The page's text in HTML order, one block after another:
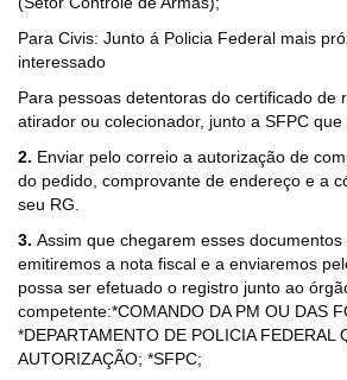
Para Civis: Junto á Policia Federal mais
interessado
Para pessoas detentoras do certificado de
atirador ou colecionador, junto a SFPC
2. Enviar pelo correio a autorização de
do pedido, comprovante de endereço e a
seu RG.
3. Assim que chegarem esses
emitiremos a nota fiscal e a enviaremos
possa ser efetuado o registro junto ao
competente:*COMANDO DA PM OU DAS
*DEPARTAMENTO DE POLICIA FEDERAL
AUTORIZAÇÃO; *SFPC;